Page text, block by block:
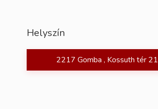
Helyszín
2217 Gomba , Kossuth tér 21